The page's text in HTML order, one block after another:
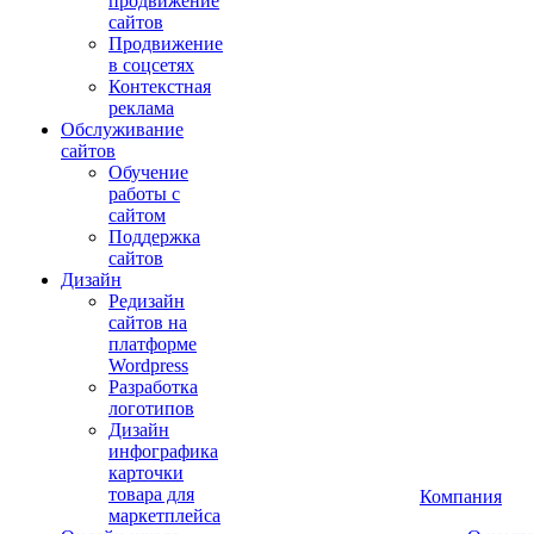
сайтов
Продвижение
в соцсетях
Контекстная
реклама
Обслуживание
сайтов
Обучение
работы с
сайтом
Поддержка
сайтов
Дизайн
Редизайн
сайтов на
платформе
Wordpress
Разработка
логотипов
Дизайн
инфографика
карточки
товара для
маркетплейса
Компания